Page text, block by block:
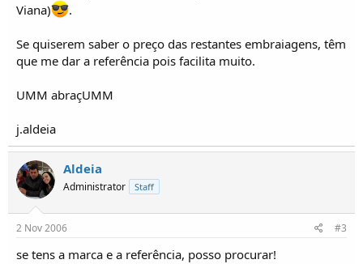
Viana)
.
Se quiserem saber o preço das restantes embraiagens, têm
que me dar a referência pois facilita muito.
UMM abraçUMM
j.aldeia
Aldeia
Administrator Staff
2 Nov 2006 #3
se tens a marca e a referência, posso procurar!